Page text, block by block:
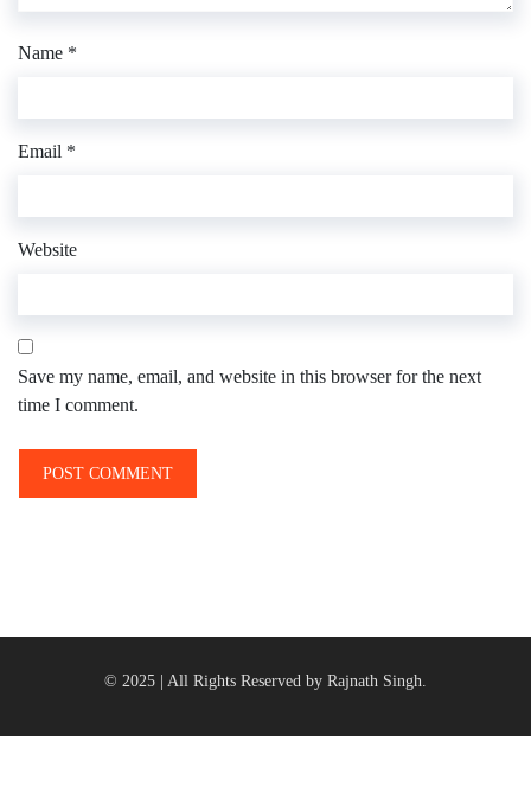
Name *
Email *
Website
Save my name, email, and website in this browser for the next
time I comment.
© 2025 | All Rights Reserved by Rajnath Singh.